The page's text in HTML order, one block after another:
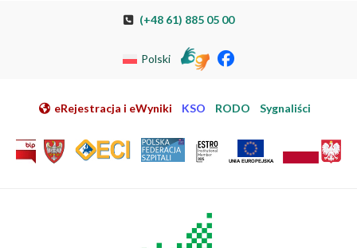
Przeskocz do nawigacji
Przejdź do mapy strony
Przejdź do elektronicznej rejestracji pacjenta
(+48 61) 885 05 00
Polski
eRejestracja i eWyniki KSO RODO Sygnaliści